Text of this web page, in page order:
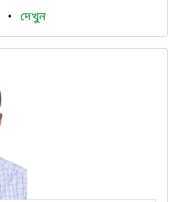
• দেখুন